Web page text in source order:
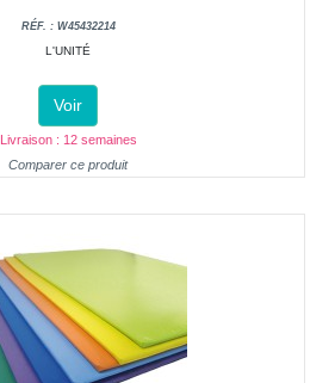
RÉF. : W45432214
L'UNITÉ
Voir
Livraison : 12 semaines
Comparer ce produit